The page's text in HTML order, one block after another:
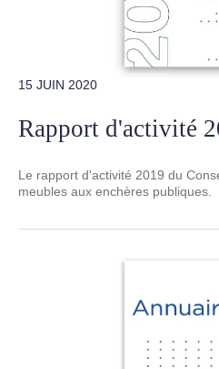
15 JUIN 2020
Rapport d'activité
Le rapport d'activité 2019 du
meubles aux enchères publiques.